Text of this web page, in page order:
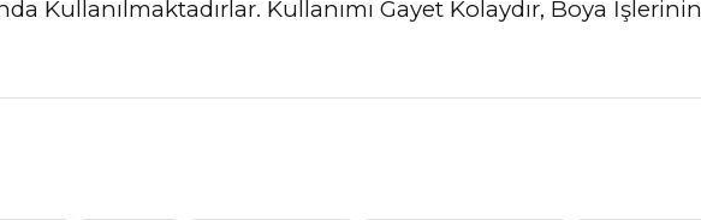
Kullanılmaktadırlar. Kullanımı Gayet Kolaydır, Boya